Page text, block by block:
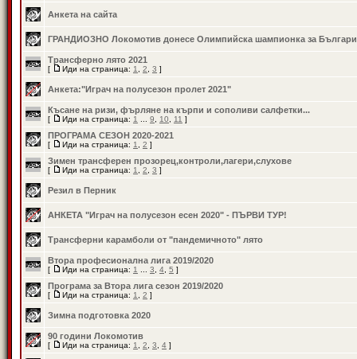
Анкета на сайта
ГРАНДИОЗНО Локомотив донесе Олимпийска шампионка за
Трансферно лято 2021
[ Иди на страница: 1 2 3 ]
Анкета:"Играч на полусезон пролет 2021"
Късане на ризи, фърляне на кърпи и сополиви салфетки...
[ Иди на страница: 1 9 10 11 ]
ПРОГРАМА СЕЗОН 2020-2021
[ Иди на страница: 1 2 ]
Зимен трансферен прозорец,контроли,лагери,слухове
[ Иди на страница: 1 2 3 ]
Резил в Перник
АНКЕТА "Играч на полусезон есен 2020" - ПЪРВИ ТУР!
Трансферни карамболи от "пандемичното" лято
Втора професионална лига 2019/2020
[ Иди на страница: 1 3 4 5 ]
Програма за Втора лига сезон 2019/2020
[ Иди на страница: 1 2 ]
Зимна подготовка 2020
90 години Локомотив
[ Иди на страница: 1 2 3 4 ]